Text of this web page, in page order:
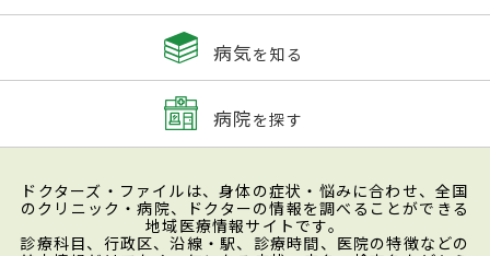
病気を知る
病院を探す
ドクターズ・ファイルは、身体の症状・悩みに合わせ、全国
のクリニック・病院、ドクターの情報を調べることができる
地域医療情報サイトです。
診療科目、行政区、沿線・駅、診療時間、医院の特徴などの